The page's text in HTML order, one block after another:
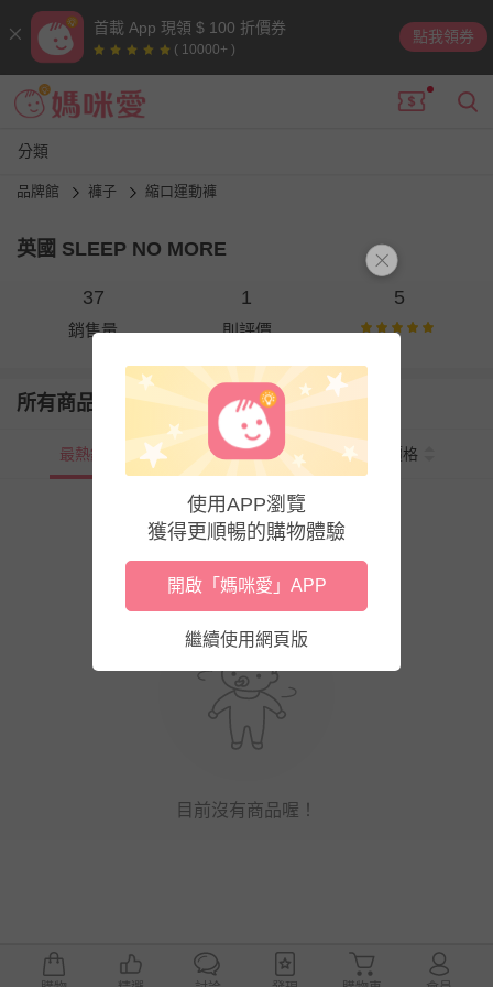
首載 App 現領 $ 100 折價券
( 10000+ )
點我領券
分類
品牌館 褲子 縮口運動褲
英國 SLEEP NO MORE
37
銷售量
1
則評價
5
所有商品
最熱銷 新上市 價格
目前沒有商品喔！
使用APP瀏覽
獲得更順暢的購物體驗
開啟「媽咪愛」APP
繼續使用網頁版